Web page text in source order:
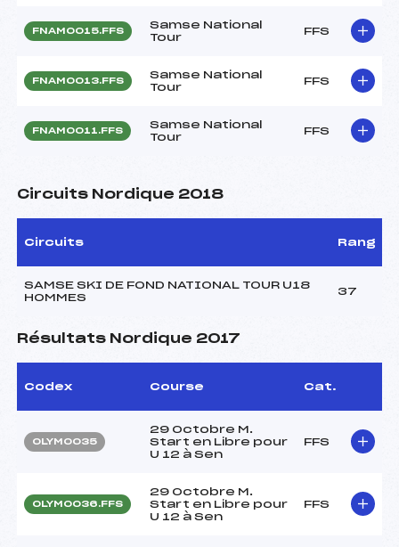
FNAM0015.FFS
Samse National
Tour
FFS
FNAM0013.FFS
Samse National
Tour
FFS
FNAM0011.FFS
Samse National
Tour
FFS
Circuits Nordique 2018
Circuits Rang
SAMSE SKI DE FOND NATIONAL TOUR U18
HOMMES
37
Résultats Nordique 2017
Codex Course Cat.
OLYM0035
29 Octobre M.
Start en Libre pour
U 12 à Sen
FFS
OLYM0036.FFS
29 Octobre M.
Start en Libre pour
U 12 à Sen
FFS